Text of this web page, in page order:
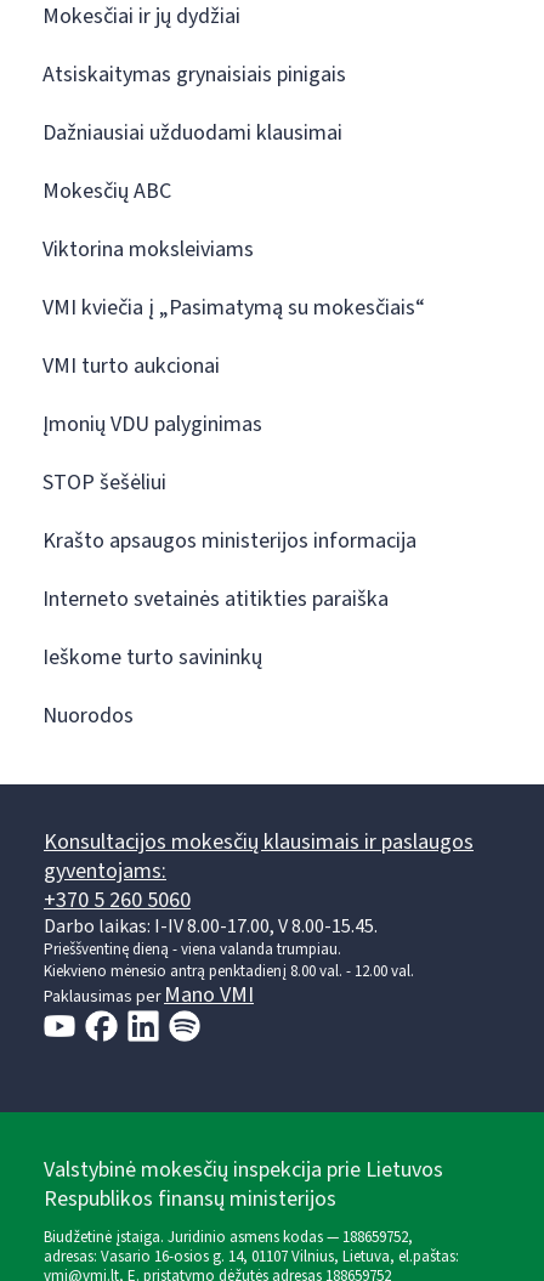
Mokesčiai ir jų dydžiai
Atsiskaitymas grynaisiais pinigais
Dažniausiai užduodami klausimai
Mokesčių ABC
Viktorina moksleiviams
VMI kviečia į „Pasimatymą su mokesčiais“
VMI turto aukcionai
Įmonių VDU palyginimas
STOP šešėliui
Krašto apsaugos ministerijos informacija
Interneto svetainės atitikties paraiška
Ieškome turto savininkų
Nuorodos
Konsultacijos mokesčių klausimais ir paslaugos
gyventojams:
+370 5 260 5060
Darbo laikas: I-IV 8.00-17.00, V 8.00-15.45.
Prieššventinę dieną - viena valanda trumpiau.
Kiekvieno mėnesio antrą penktadienį 8.00 val. - 12.00 val.
Paklausimas perMano VMI
Valstybinė mokesčių inspekcija prie Lietuvos
Respublikos finansų ministerijos
Biudžetinė įstaiga. Juridinio asmens kodas — 188659752,
adresas: Vasario 16-osios g. 14, 01107 Vilnius, Lietuva, el.paštas:
vmi@vmi.lt, E. pristatymo dėžutės adresas 188659752